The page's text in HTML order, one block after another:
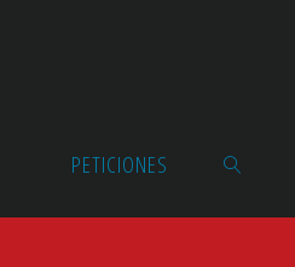
PETICIONES